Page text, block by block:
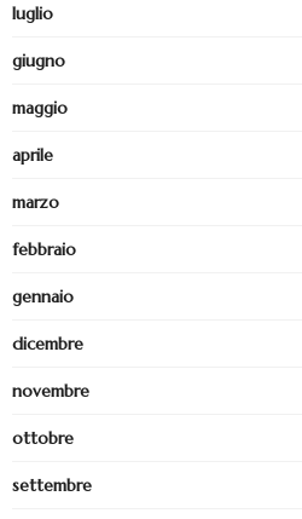
luglio
giugno
maggio
aprile
marzo
febbraio
gennaio
dicembre
novembre
ottobre
settembre